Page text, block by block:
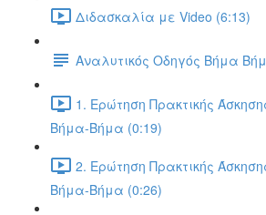
Διδασκαλία με Video (6:13)
Αναλυτικός Οδηγός Βήμα
1. Ερώτηση Πρακτικής
Βήμα-Βήμα (0:19)
2. Ερώτηση Πρακτικής
Βήμα-Βήμα (0:26)